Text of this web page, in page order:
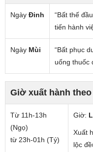
Ngày Đinh
“Bất thế
tiến hành
Ngày Mùi
“Bất phục
uống thuốc
Giờ xuất hành
Từ 11h-13h
(Ngọ)
từ 23h-01h (Tý)
Giờ:
Xuất
lộc